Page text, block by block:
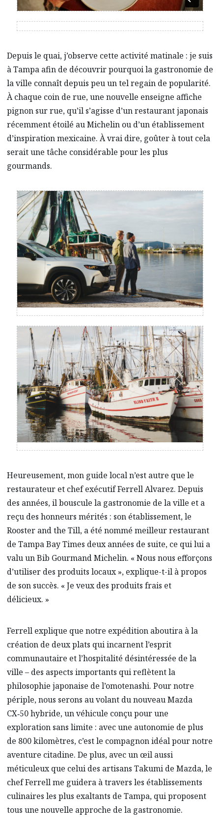
Depuis le quai, j’observe cette activité matinale : je suis
à Tampa afin de découvrir pourquoi la gastronomie de
la ville connaît depuis peu un tel regain de popularité.
À chaque coin de rue, une nouvelle enseigne affiche
pignon sur rue, qu’il s’agisse d’un restaurant japonais
récemment étoilé au Michelin ou d’un établissement
d’inspiration mexicaine. À vrai dire, goûter à tout cela
serait une tâche considérable pour les plus
gourmands.
Heureusement, mon guide local n’est autre que le
restaurateur et chef exécutif Ferrell Alvarez. Depuis
des années, il bouscule la gastronomie de la ville et a
reçu des honneurs mérités : son établissement, le
Rooster and the Till, a été nommé meilleur restaurant
de Tampa Bay Times deux années de suite, ce qui lui a
valu un Bib Gourmand Michelin. « Nous nous efforçons
d’utiliser des produits locaux », explique-t-il à propos
de son succès. « Je veux des produits frais et
délicieux. »
Ferrell explique que notre expédition aboutira à la
création de deux plats qui incarnent l’esprit
communautaire et l’hospitalité désintéressée de la
ville – des aspects importants qui reflètent la
philosophie japonaise de l’omotenashi. Pour notre
périple, nous serons au volant du nouveau Mazda
CX‑50 hybride, un véhicule conçu pour une
exploration sans limite : avec une autonomie de plus
de 800 kilomètres, c’est le compagnon idéal pour notre
aventure citadine. De plus, avec un œil aussi
méticuleux que celui des artisans Takumi de Mazda, le
chef Ferrell me guidera à travers les établissements
culinaires les plus exaltants de Tampa, qui proposent
tous une nouvelle approche de la gastronomie.